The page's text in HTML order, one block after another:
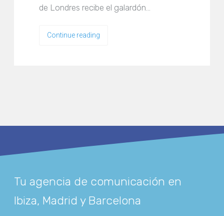
de Londres recibe el galardón…
Continue reading
Tu agencia de comunicación en
Ibiza, Madrid y Barcelona